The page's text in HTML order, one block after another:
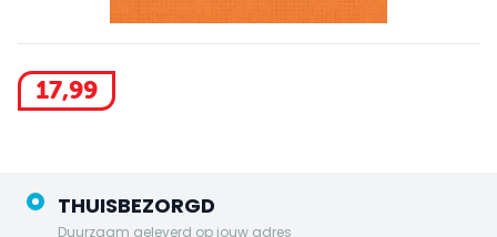
17,99
THUISBEZORGD
Duurzaam geleverd op jouw adres